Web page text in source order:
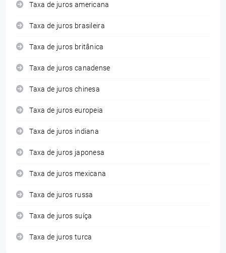
Taxa de juros americana
Taxa de juros brasileira
Taxa de juros britânica
Taxa de juros canadense
Taxa de juros chinesa
Taxa de juros europeia
Taxa de juros indiana
Taxa de juros japonesa
Taxa de juros mexicana
Taxa de juros russa
Taxa de juros suíça
Taxa de juros turca